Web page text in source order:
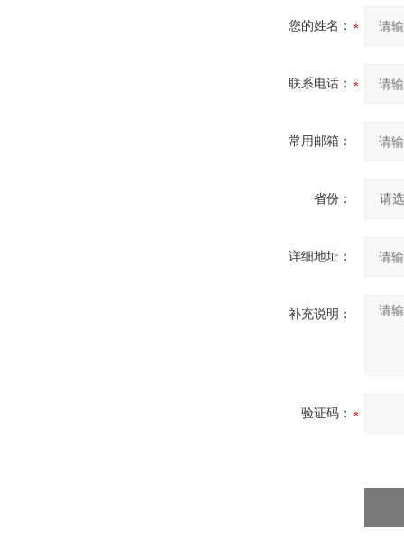
您的姓名：
联系电话：
常用邮箱：
省份：
详细地址：
补充说明：
验证码：